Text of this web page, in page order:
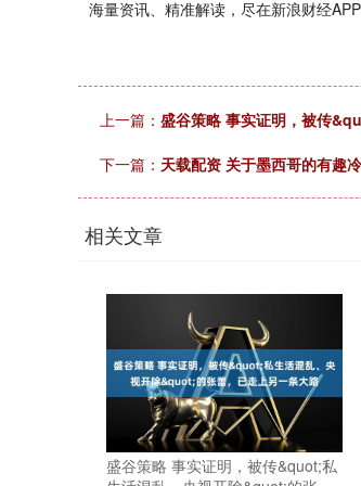
海量资讯、精准解读，尽在新浪财经APP
上一篇： 盛谷策略 事实证明，被传
下一篇： 天载配资 关于墨西哥的有趣
相关文章
盛谷策略 事实证明，被传&quot;私